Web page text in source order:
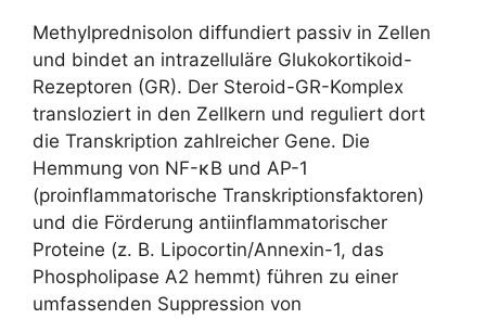
Methylprednisolon diffundiert passiv in Zellen
und bindet an intrazelluläre Glukokortikoid-
Rezeptoren (GR). Der Steroid-GR-Komplex
transloziert in den Zellkern und reguliert dort
die Transkription zahlreicher Gene. Die
Hemmung von NF-κB und AP-1
(proinflammatorische Transkriptionsfaktoren)
und die Förderung antiinflammatorischer
Proteine (z. B. Lipocortin/Annexin-1, das
Phospholipase A2 hemmt) führen zu einer
umfassenden Suppression von